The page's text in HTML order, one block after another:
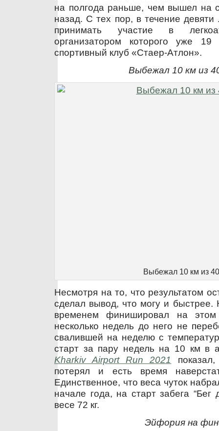
на полгода раньше, чем вышел на
назад. С тех пор, в течение девяти
принимать участие в
организатором которого уже 19
спортивный клуб «Стаер-Атлон».
Выбежал 10 км из
Выбежал 10 км из
Несмотря на то, что результатом
сделал вывод, что могу и быстрее.
временем финишировал на
несколько недель до него не
свалившей на неделю с
старт за пару недель на 10 км в
Kharkiv Airport Run 2021
потерял и есть время
Единственное, что веса чуток
начале года, на старт забега
весе 72 кг.
Эйфория на